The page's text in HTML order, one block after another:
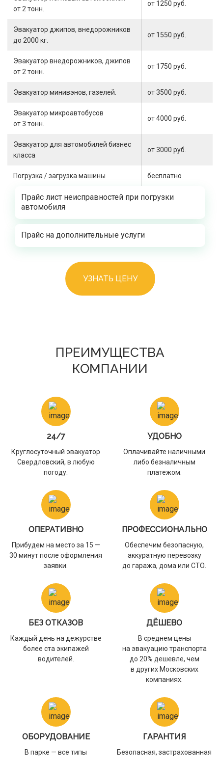
от 2 тонн.
от 1250 руб.
Эвакуатор джипов, внедорожников
до 2000 кг.
от 1550 руб.
Эвакуатор внедорожников, джипов
от 2 тонн.
от 1750 руб.
Эвакуатор минивэнов, газелей. от 3500 руб.
Эвакуатор микроавтобусов
от 3 тонн.
от 4000 руб.
Эвакуатор для автомобилей бизнес
класса
от 3000 руб.
Погрузка / загрузка машины бесплатно
Прайс лист неисправностей при погрузки
автомобиля
Прайс на дополнительные услуги
УЗНАТЬ ЦЕНУ
ПРЕИМУЩЕСТВА
КОМПАНИИ
24/7
Круглосуточный эвакуатор
Свердловский, в любую
погоду.
УДОБНО
Оплачивайте наличными
либо безналичным
платежом.
ОПЕРАТИВНО
Прибудем на место за 15 —
30 минут после оформления
заявки.
ПРОФЕССИОНАЛЬНО
Обеспечим безопасную,
аккуратную перевозку
до гаража, дома или СТО.
БЕЗ ОТКАЗОВ
Каждый день на дежурстве
более ста экипажей
водителей.
ДЁШЕВО
В среднем цены
на эвакуацию транспорта
до 20% дешевле, чем
в других Московских
компаниях.
ОБОРУДОВАНИЕ
В парке — все типы
ГАРАНТИЯ
Безопасная, застрахованная